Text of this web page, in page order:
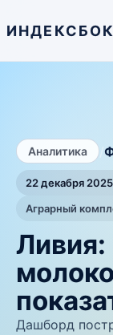
Аналитика
22 декабря 2025
Аграрный
Дашборд